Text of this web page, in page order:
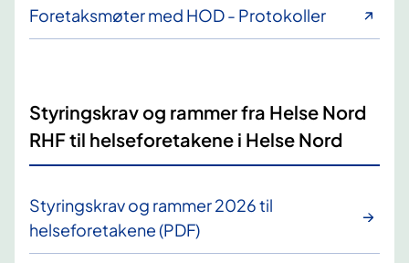
Foretaksmøter med HOD - Protokoller
Styringskrav og rammer fra Helse Nord
RHF til helseforetakene i Helse Nord
Styringskrav og rammer 2026 til
helseforetakene (PDF)